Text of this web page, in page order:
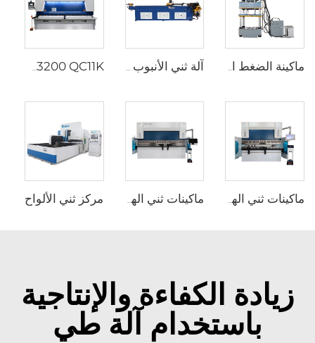
ماكينة الضغط الهيدروليكي ذات السحب العميق بـ 4 أعمدة (YJG-32) آلة ثني الأنبوب الهيدروليكية CNC لثني أنابيب الصلب 12X3200 QC11K ماكينة قص CNC من نوع الهيدروليكية مع DAC360T
ماكينات ثني الهيدروليكية CNC ذات 8+1 محور مع متحكم ESA S875W مركز ثني الألواح
زيادة الكفاءة والإنتاجية
باستخدام آلة طي